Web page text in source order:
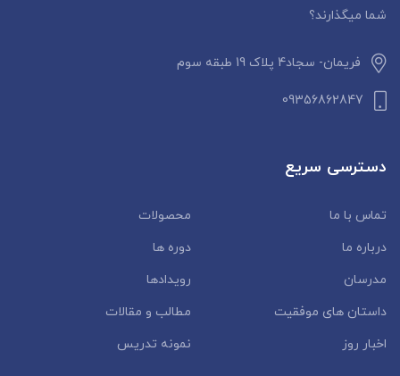
شما میگذارند؟
فریمان- سجاد4 پلاک 19 طبقه سوم
09356862847
دسترسی سریع
تماس با ما
محصولات
درباره ما
دوره ها
مدرسان
رویدادها
داستان‌ های موفقیت
مطالب و مقالات
اخبار روز
نمونه تدریس